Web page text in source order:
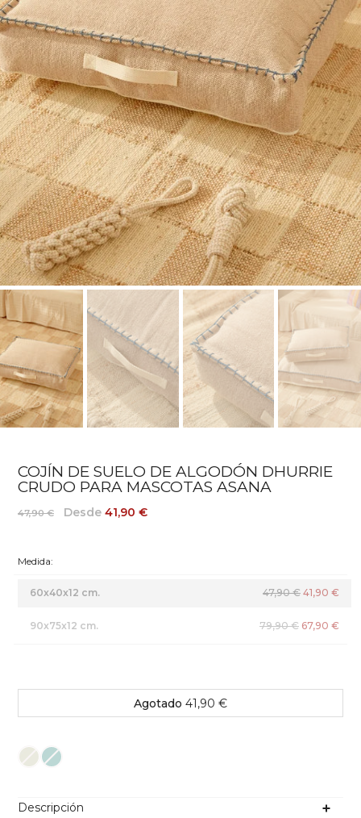
COJÍN DE SUELO DE ALGODÓN DHURRIE
CRUDO PARA MASCOTAS ASANA
47,90 € Desde 41,90 €
Color
Medida:
60x40x12 cm. 47,90 € 41,90 €
90x75x12 cm. 79,90 € 67,90 €
Agotado 41,90 €
Descripción